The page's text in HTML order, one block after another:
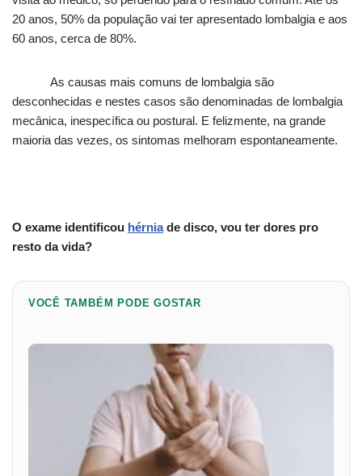
20 anos, 50% da população vai ter apresentado lombalgia e aos
60 anos, cerca de 80%.
As causas mais comuns de lombalgia são
desconhecidas e nestes casos são denominadas de lombalgia
mecânica, inespecífica ou postural. E felizmente, na grande
maioria das vezes, os sintomas melhoram espontaneamente.
O exame identificou hérniade disco, vou ter dores pro
resto da vida?
VOCÊ TAMBÉM PODE GOSTAR